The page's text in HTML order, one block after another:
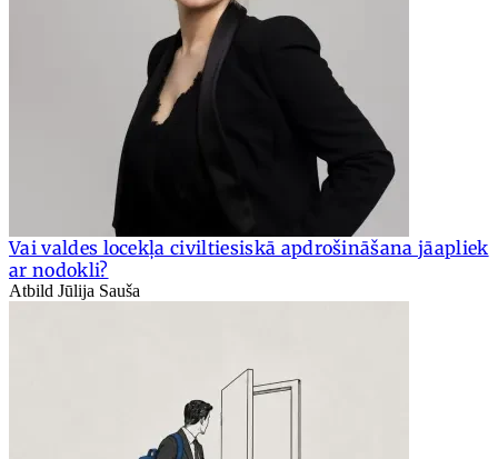
Vai valdes locekļa civiltiesiskā apdrošināšana jāapliek
ar nodokli?
Atbild Jūlija Sauša